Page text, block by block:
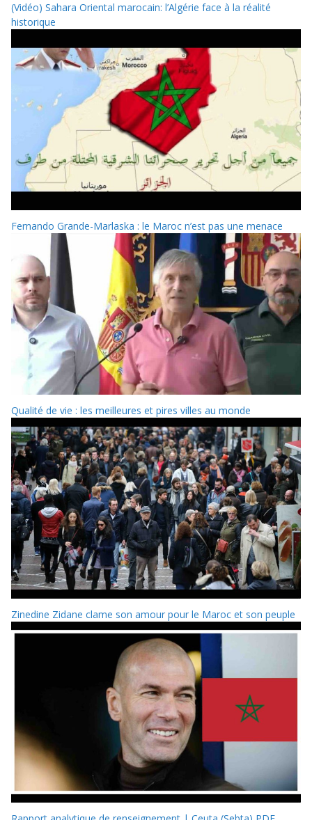
(Vidéo) Sahara Oriental marocain: l’Algérie face à la réalité
historique
Fernando Grande-Marlaska : le Maroc n’est pas une menace
Qualité de vie : les meilleures et pires villes au monde
Zinedine Zidane clame son amour pour le Maroc et son peuple